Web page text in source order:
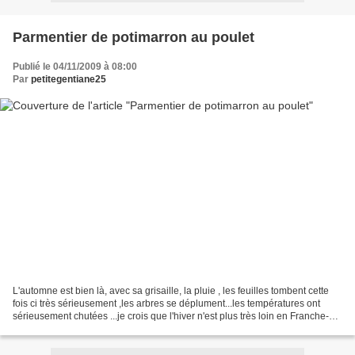
Parmentier de potimarron au poulet
Publié le 04/11/2009 à 08:00
Par petitegentiane25
L'automne est bien là, avec sa grisaille, la pluie , les feuilles tombent cette
fois ci très sérieusement ,les arbres se déplument...les températures ont
sérieusement chutées ...je crois que l'hiver n'est plus très loin en Franche-